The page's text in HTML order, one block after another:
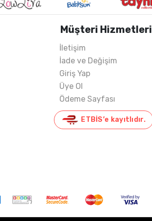
Müşteri Hizmetleri
İletişim
İade ve Değişim
Giriş Yap
Üye Ol
Ödeme Sayfası
ETBİS’e kayıtlıdır.